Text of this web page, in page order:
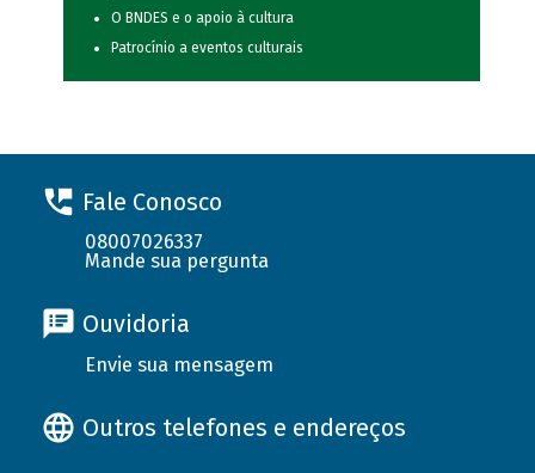
O BNDES e o apoio à cultura
Patrocínio a eventos culturais
Fale Conosco
08007026337
Mande sua pergunta
Ouvidoria
Envie sua mensagem
Outros telefones e endereços